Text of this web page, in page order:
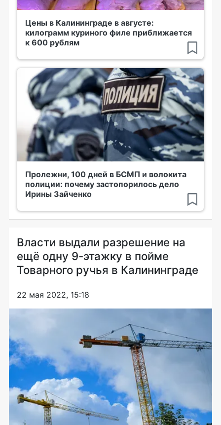
Цены в Калининграде в августе:
килограмм куриного филе приближается
к 600 рублям
Пролежни, 100 дней в БСМП и волокита
полиции: почему застопорилось дело
Ирины Зайченко
Власти выдали разрешение на
ещё одну 9-этажку в пойме
Товарного ручья в Калининграде
22 мая 2022, 15:18